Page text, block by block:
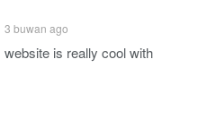
3 buwan ago
is really cool with